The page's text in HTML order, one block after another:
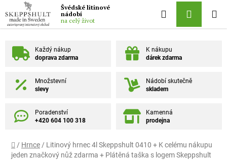
Přejít na obsah
Švédské litinové
nádobí
na celý život
Hledat
Každý nákup
doprava zdarma
K nákupu
dárek zdarma
Množstevní
slevy
Nádobí skutečně
skladem
Poradenství
+420 604 100 318
Kamenná
prodejna
Domů
/ Hrnce / Litinový hrnec 4l Skeppshult 0410 + K celému nákupu
jeden značkový nůž zdarma + Plátěná taška s logem Skeppshult